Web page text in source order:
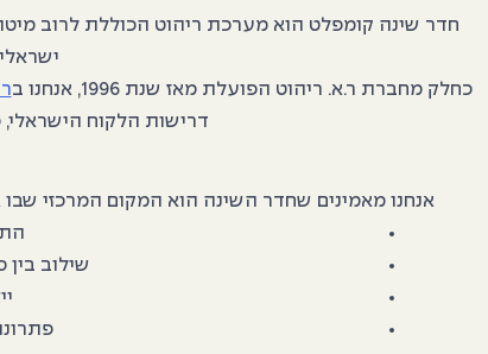
חדר שינה קומפלט הוא מערכת ריהוט הכוללת לרוב
כחלק מחברת ר.א. ריהוט הפועלת מאז שנת 1996, אנחנו ב
דרישות הלקוח
אנחנו מאמינים שחדר השינה הוא המקום המרכזי
שילוב בין